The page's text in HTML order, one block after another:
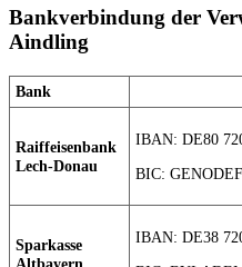
Bankverbindung der
Aindling
Bank
Raiffeisenbank
Lech-Donau
IBAN: DE80
BIC:
Sparkasse
Altbayern
IBAN: DE38